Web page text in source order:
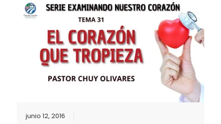
junio 12, 2016